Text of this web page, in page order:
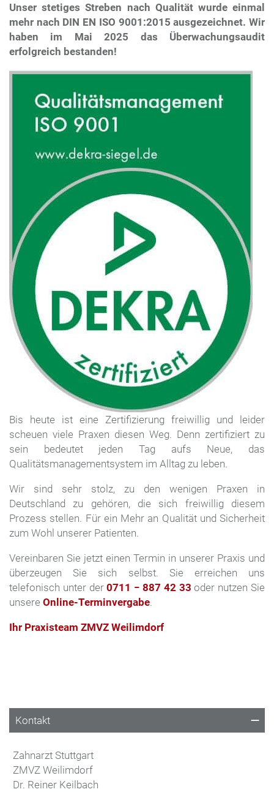
Unser stetiges Streben nach Qualität wurde einmal
mehr nach DIN EN ISO 9001:2015 ausgezeichnet. Wir
haben im Mai 2025 das Überwachungsaudit
erfolgreich bestanden!
Bis heute ist eine Zertifizierung freiwillig und leider
scheuen viele Praxen diesen Weg. Denn zertifiziert zu
sein bedeutet jeden Tag aufs Neue, das
Qualitätsmanagementsystem im Alltag zu leben.
Wir sind sehr stolz, zu den wenigen Praxen in
Deutschland zu gehören, die sich freiwillig diesem
Prozess stellen. Für ein Mehr an Qualität und Sicherheit
zum Wohl unserer Patienten.
Vereinbaren Sie jetzt einen Termin in unserer Praxis und
überzeugen Sie sich selbst. Sie erreichen uns
telefonisch unter der0711 − 887 42 33 oder nutzen Sie
unsere Online-Terminvergabe.
Ihr Praxisteam ZMVZ Weilimdorf
Kontakt
Zahnarzt Stuttgart
ZMVZ Weilimdorf
Dr. Reiner Keilbach